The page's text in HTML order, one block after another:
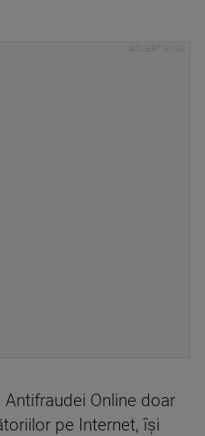
Online doar
pe Internet, își